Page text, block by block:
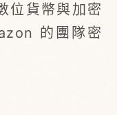
位貨幣與加密
的團隊密